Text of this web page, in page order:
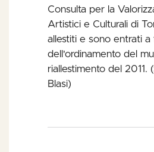
Consulta per la
Artistici e Culturali di
allestiti e sono entrati a
dell'ordinamento del
riallestimento del 2011.
Blasi)